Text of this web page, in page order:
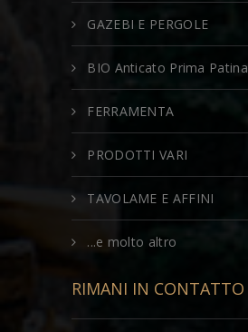
GAZEBI E PERGOLE
BIO Anticato Prima Patina
FERRAMENTA
PRODOTTI VARI
TAVOLAME E AFFINI
...e molto altro
RIMANI IN CONTATTO